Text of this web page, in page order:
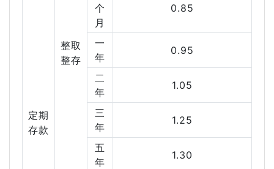
定期
存款
整取
整存
个
月
0.85
一
年
0.95
二
年
1.05
三
年
1.25
五
年
1.30